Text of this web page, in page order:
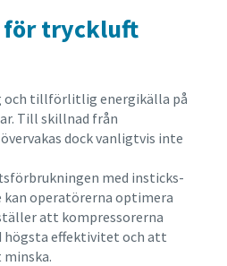
för tryckluft
och tillförlitlig energikälla på
Till skillnad från
dock vanligtvis inte
med insticks-
operatörerna optimera
att kompressorerna
högsta effektivitet och att